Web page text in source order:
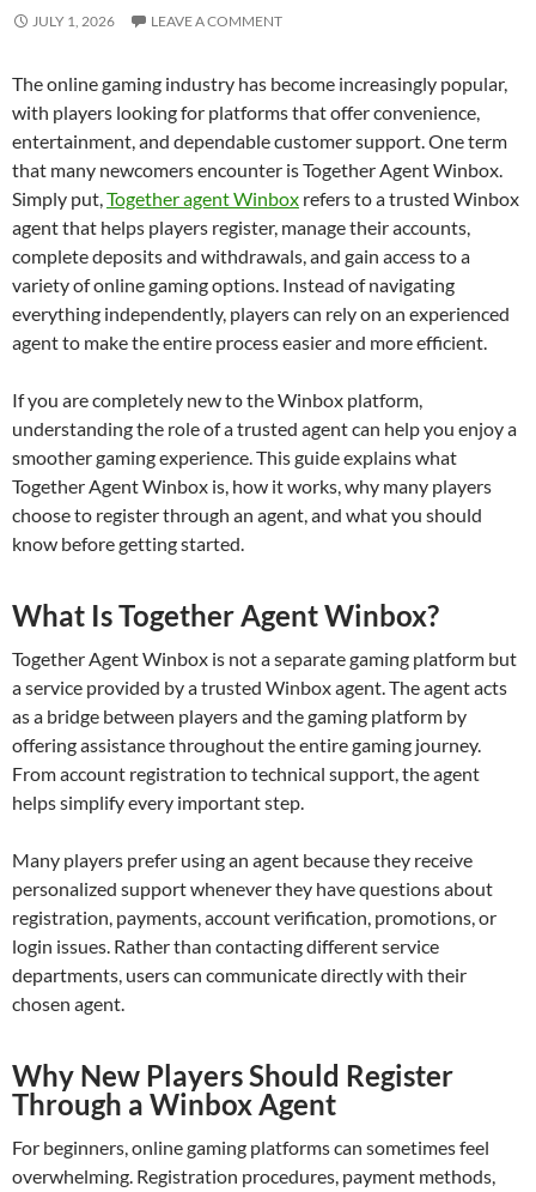
JULY 1, 2026 LEAVE A COMMENT
The online gaming industry has become increasingly popular,
with players looking for platforms that offer convenience,
entertainment, and dependable customer support. One term
that many newcomers encounter is Together Agent Winbox.
Simply put,Together agent Winbox refers to a trusted Winbox
agent that helps players register, manage their accounts,
complete deposits and withdrawals, and gain access to a
variety of online gaming options. Instead of navigating
everything independently, players can rely on an experienced
agent to make the entire process easier and more efficient.
If you are completely new to the Winbox platform,
understanding the role of a trusted agent can help you enjoy a
smoother gaming experience. This guide explains what
Together Agent Winbox is, how it works, why many players
choose to register through an agent, and what you should
know before getting started.
What Is Together Agent Winbox?
Together Agent Winbox is not a separate gaming platform but
a service provided by a trusted Winbox agent. The agent acts
as a bridge between players and the gaming platform by
offering assistance throughout the entire gaming journey.
From account registration to technical support, the agent
helps simplify every important step.
Many players prefer using an agent because they receive
personalized support whenever they have questions about
registration, payments, account verification, promotions, or
login issues. Rather than contacting different service
departments, users can communicate directly with their
chosen agent.
Why New Players Should Register
Through a Winbox Agent
For beginners, online gaming platforms can sometimes feel
overwhelming. Registration procedures, payment methods,